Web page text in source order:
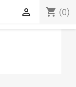
shopping_cart (0)
